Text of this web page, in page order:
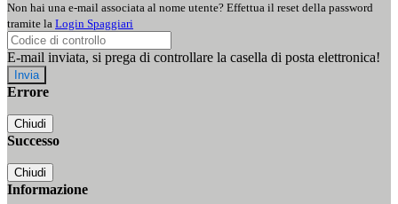
Non hai una e-mail associata al nome utente? Effettua il reset della password
tramite la Login Spaggiari
E-mail inviata, si prega di controllare la casella di posta elettronica!
Errore
Chiudi
Successo
Chiudi
Informazione